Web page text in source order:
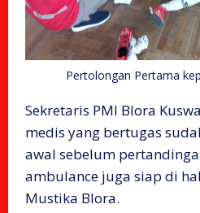
Pertolongan Pertama
Sekretaris PMI Blora
medis yang bertugas
awal sebelum
ambulance juga siap di
Mustika Blora.